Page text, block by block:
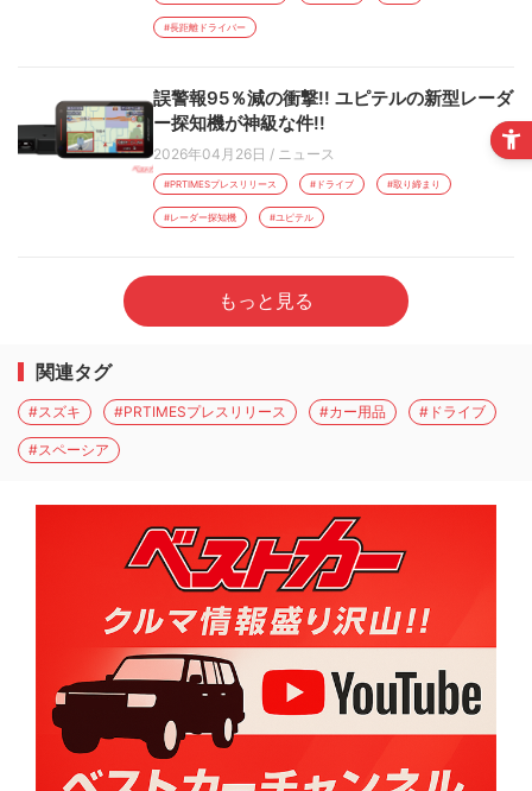
#長距離ドライバー
誤警報95％減の衝撃!! ユピテルの新型レーダ
ー探知機が神級な件!!
2026年04月26日 / ニュース
#PRTIMESプレスリリース #ドライブ #取り締まり
#レーダー探知機 #ユピテル
もっと見る
関連タグ
#スズキ #PRTIMESプレスリリース #カー用品 #ドライブ
#スペーシア